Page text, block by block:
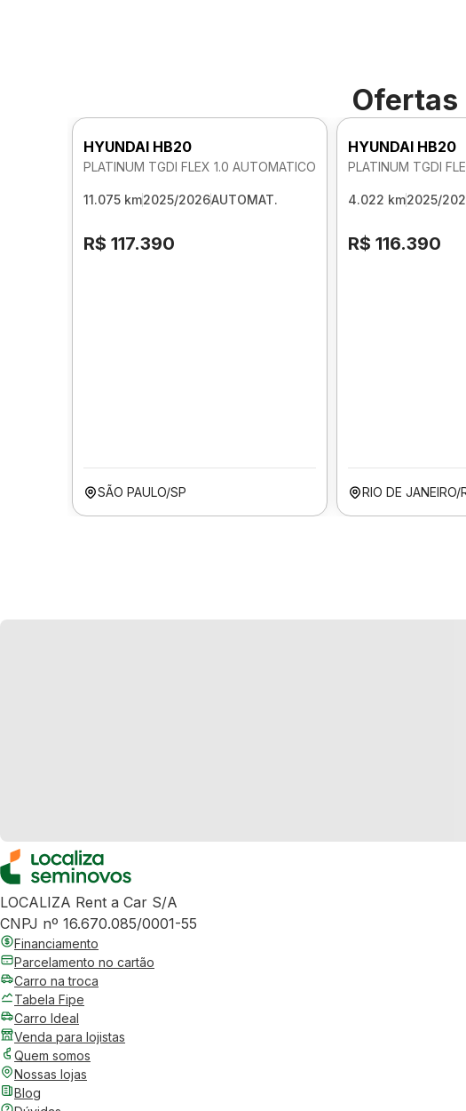
Ofertas
HYUNDAI HB20
PLATINUM TGDI FLEX 1.0 AUTOMATICO
11.075 km2025/2026AUTOMAT.
R$ 117.390
SÃO PAULO/SP
HYUNDAI HB20
PLATINUM TGDI
4.022 km2025/
R$ 116.390
RIO DE JANEIRO/
LOCALIZA Rent a Car S/A
CNPJ nº 16.670.085/0001-55
Financiamento
Parcelamento no cartão
Carro na troca
Tabela Fipe
Carro Ideal
Venda para lojistas
Quem somos
Nossas lojas
Blog